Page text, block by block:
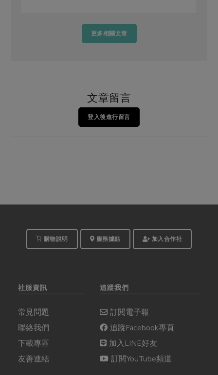
更多相關文章
文章留言
登入後進行留言
購物說明 服務據點 加入合作社
社服資訊
常見問題
聯絡我們
下載專區
友善連結
追蹤我們
訂閱電子報
追蹤Facebook專頁
加入LINE好友
訂閱YouTube頻道